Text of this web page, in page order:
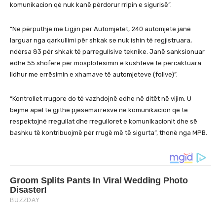
komunikacion që nuk kanë përdorur rripin e sigurisë”.
“Në përputhje me Ligjin për Automjetet, 240 automjete janë
larguar nga qarkullimi për shkak se nuk ishin të regjistruara,
ndërsa 83 për shkak të parregullsive teknike. Janë sanksionuar
edhe 55 shoferë për mosplotësimin e kushteve të përcaktuara
lidhur me errësimin e xhamave të automjeteve (folive)”.
“Kontrollet rrugore do të vazhdojnë edhe në ditët në vijim. U
bëjmë apel të gjithë pjesëmarrësve në komunikacion që të
respektojnë rregullat dhe rregulloret e komunikacionit dhe së
bashku të kontribuojmë për rrugë më të sigurta”, thonë nga MPB.